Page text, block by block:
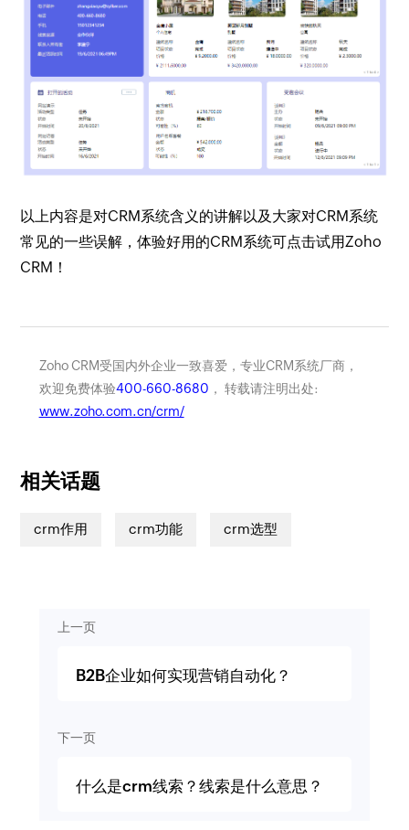
以上内容是对CRM系统含义的讲解以及大家对CRM系统
常见的一些误解，体验好用的CRM系统可点击试用Zoho
CRM！
Zoho CRM受国内外企业一致喜爱，专业CRM系统厂商，
欢迎免费体验400-660-8680 ， 转载请注明出处:
www.zoho.com.cn/crm/
相关话题
crm作用 crm功能 crm选型
上一页
B2B企业如何实现营销自动化？
下一页
什么是crm线索？线索是什么意思？